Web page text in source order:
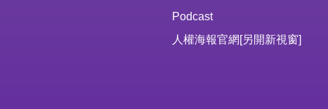
Podcast
人權海報官網[另開新視窗]